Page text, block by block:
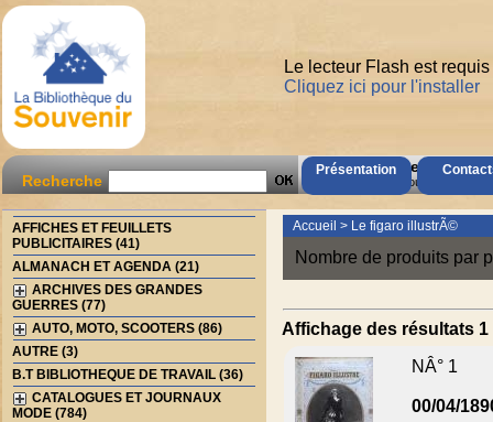
Présentation
Le lecteur Flash est
Cliquez ici pour l'installer
Recherche
AccÃ¨s Client
Mot de passe oubliÃ© ?
AFFICHES ET FEUILLETS
PUBLICITAIRES (41)
ALMANACH ET AGENDA (21)
ARCHIVES DES GRANDES
GUERRES (77)
AUTO, MOTO, SCOOTERS (86)
AUTRE (3)
B.T BIBLIOTHEQUE DE TRAVAIL (36)
CATALOGUES ET JOURNAUX
MODE (784)
Accueil > Le figaro illustrÃ©
Nombre de produits par
Affichage des résultats
NÂ° 1
00/04/